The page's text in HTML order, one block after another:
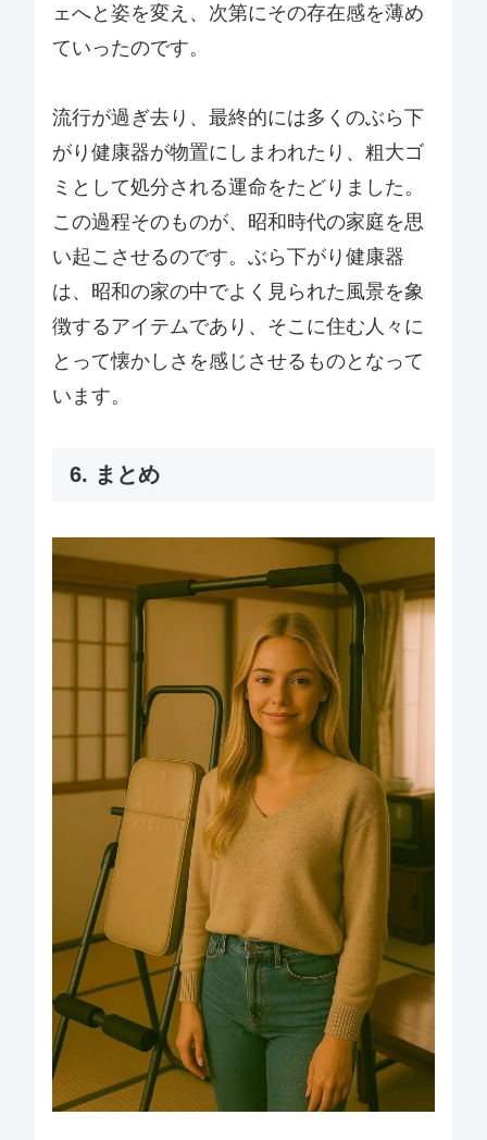
ェへと姿を変え、次第にその存在感を薄め
ていったのです。
流行が過ぎ去り、最終的には多くのぶら下
がり健康器が物置にしまわれたり、粗大ゴ
ミとして処分される運命をたどりました。
この過程そのものが、昭和時代の家庭を思
い起こさせるのです。ぶら下がり健康器
は、昭和の家の中でよく見られた風景を象
徴するアイテムであり、そこに住む人々に
とって懐かしさを感じさせるものとなって
います。
6. まとめ